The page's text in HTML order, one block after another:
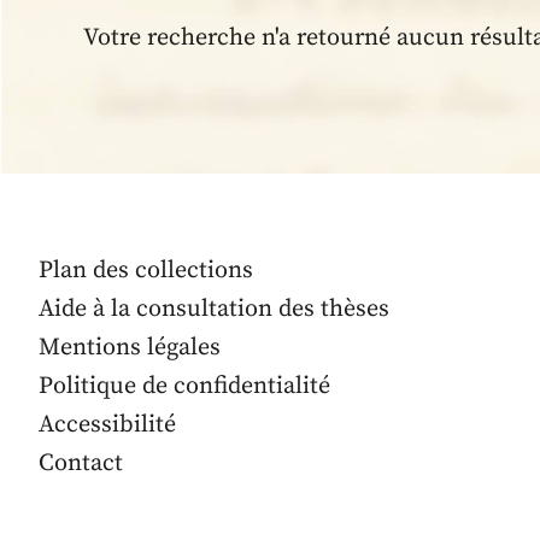
Votre recherche n'a retourné aucun
Plan des collections
Aide à la consultation des thèses
Mentions légales
Politique de confidentialité
Accessibilité
Contact